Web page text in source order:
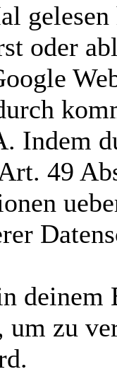
oder
Indem
49
deinem
um zu